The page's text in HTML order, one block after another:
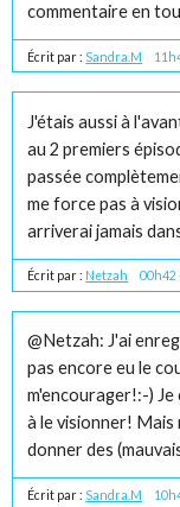
commentaire en
Écrit par : Sandra.M
J'étais aussi à
au 2 premiers
passée
me force pas à
arriverai jamais
Écrit par : Netzah 00h42
@Netzah: J'ai
pas encore eu le
m'encourager!:-)
à le visionner!
donner des
Écrit par : Sandra.M